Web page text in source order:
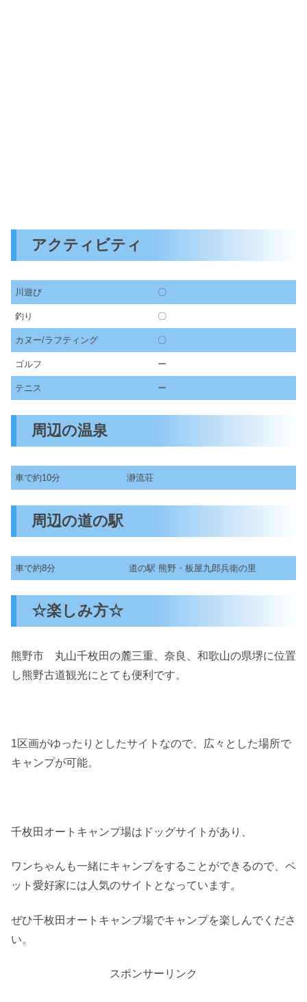
アクティビティ
川遊び 〇
釣り 〇
カヌー/ラフティング 〇
ゴルフ ー
テニス ー
周辺の温泉
車で約10分 瀞流荘
周辺の道の駅
車で約8分 道の駅 熊野・板屋九郎兵衛の里
☆楽しみ方☆
熊野市 丸山千枚田の麓三重、奈良、和歌山の県堺に位置
し熊野古道観光にとても便利です。
1区画がゆったりとしたサイトなので、広々とした場所で
キャンプが可能。
千枚田オートキャンプ場はドッグサイトがあり、
ワンちゃんも一緒にキャンプをすることができるので、ペ
ット愛好家には人気のサイトとなっています。
ぜひ千枚田オートキャンプ場でキャンプを楽しんでくださ
い。
スポンサーリンク